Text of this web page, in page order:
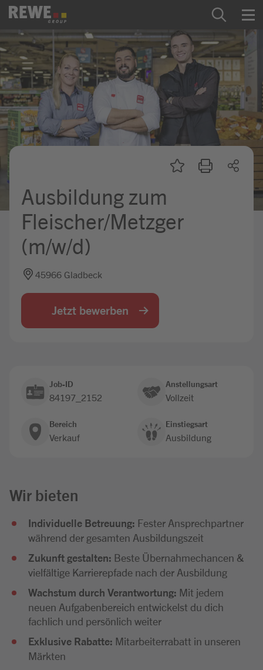
Zum Inhalt springen
Startseite
REWE Group als Arbeitgeber
Ausbildung & Studium
Praktikum & Werkstudium
Mein Kandidat:innenprofil
Ausbildung zum
Fleischer/Metzger
(m/w/d)
45966 Gladbeck
Jetzt bewerben
Job-ID
84197_2152
Anstellungsart
Vollzeit
Bereich
Verkauf
Einstiegsart
Ausbildung
Wir bieten
Individuelle Betreuung: Fester Ansprechpartner
während der gesamten Ausbildungszeit
Zukunft gestalten: Beste Übernahmechancen &
vielfältige Karrierepfade nach der Ausbildung
Wachstum durch Verantwortung: Mit jedem
neuen Aufgabenbereich entwickelst du dich
fachlich und persönlich weiter
Exklusive Rabatte: Mitarbeiterrabatt in unseren
Märkten